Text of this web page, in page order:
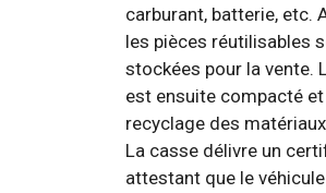
carburant, batterie, etc.
les pièces réutilisables
stockées pour la vente.
est ensuite compacté
recyclage des
La casse délivre un
attestant que le